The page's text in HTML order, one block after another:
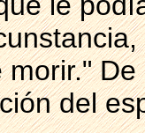
del